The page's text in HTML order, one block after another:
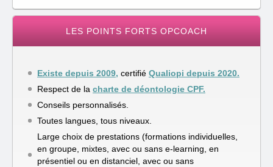
LES POINTS FORTS OPCOACH
Existe depuis 2009, certifié Qualiopi depuis 2020.
Respect de la charte de déontologie CPF.
Conseils personnalisés.
Toutes langues, tous niveaux.
Large choix de prestations (formations individuelles,
en groupe, mixtes, avec ou sans e-learning, en
présentiel ou en distanciel, avec ou sans